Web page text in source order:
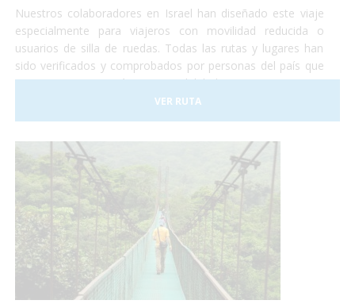
Nuestros colaboradores en Israel han diseñado este viaje
especialmente para viajeros con movilidad reducida o
usuarios de silla de ruedas. Todas las rutas y lugares han
sido verificados y comprobados por personas del país que
nos garantizan su máxima accesibilidad!
VER RUTA